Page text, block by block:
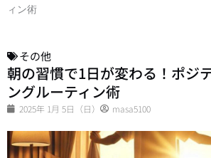
ィン術
その他
朝の習慣で1日が変わる！ポジ
ングルーティン術
2025年 1月 5日（日） masa5100